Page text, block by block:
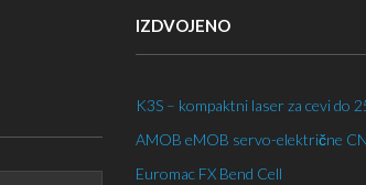
IZDVOJENO
K3S – kompaktni laser za cevi do
AMOB eMOB servo-električne
Euromac FX Bend Cell